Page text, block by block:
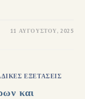
11 ΑΥΓΟΎΣΤΟΥ, 2025
ΕΞΕΤΆΣΕΙΣ
και